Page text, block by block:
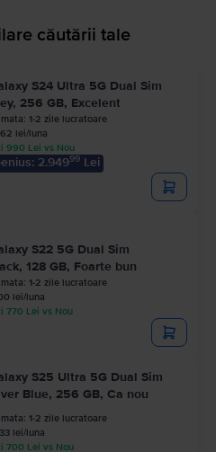
căutării tale
S24 Ultra 5G Dual Sim
256 GB, Excelent
1-2 zile lucratoare
lei/luna
990 Lei vs Nou
2.94999 Lei
S22 5G Dual Sim
128 GB, Foarte bun
1-2 zile lucratoare
lei/luna
770 Lei vs Nou
S25 Ultra 5G Dual Sim
Blue, 256 GB, Ca nou
1-2 zile lucratoare
lei/luna
700 Lei vs Nou